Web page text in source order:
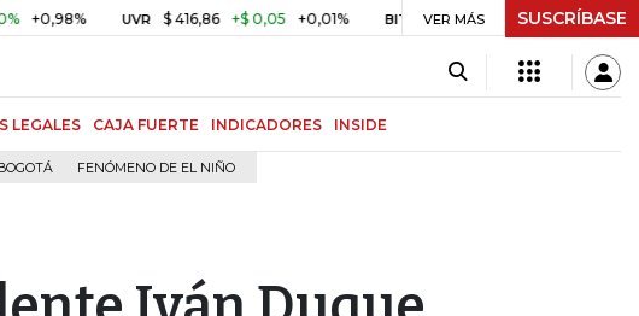
UVR $ 416,86 +$ 0,05 +0,01% BITCOIN US$ 64.968,40 US$ 856,80
VER MÁS SUSCRÍBASE
LEGALES CAJA FUERTE INDICADORES INSIDE
FENÓMENO DE EL NIÑO